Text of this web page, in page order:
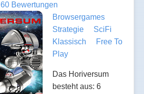
60 Bewertungen
Browsergames
Strategie
SciFi
Klassisch
Free To
Play
Das Horiversum
besteht aus: 6